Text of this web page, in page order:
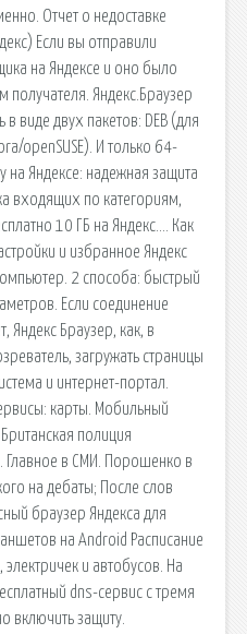
Отчет о недоставке
Если вы отправили
на Яндексе и оно было
Яндекс.Браузер
виде двух пакетов: DEB (для
openSUSE). И только 64-
на Яндексе: надежная защита
входящих по категориям,
10 ГБ на Яндекс…. Как
и избранное Яндекс
2 способа: быстрый
Если соединение
Яндекс Браузер, как, в
загружать страницы
и интернет-портал.
карты. Мобильный
полиция
Главное в СМИ. Порошенко в
на дебаты; После слов
браузер Яндекса для
на Android Расписание
и автобусов. На
dns-сервис с тремя
включить защиту.